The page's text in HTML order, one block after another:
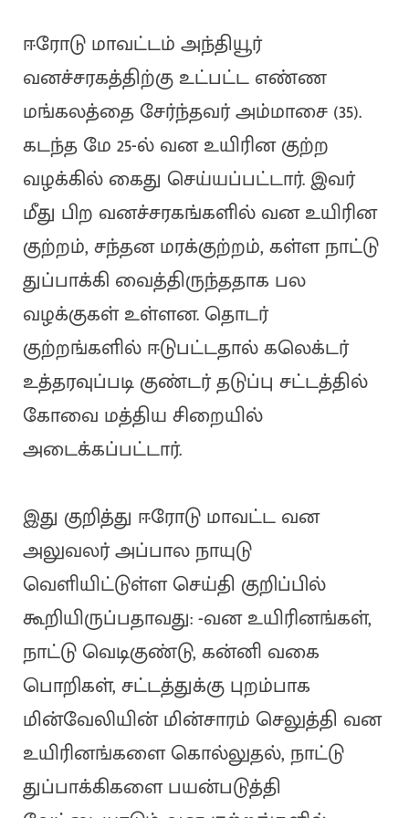
ஈரோடு மாவட்டம் அந்தியூர்
வனச்சரகத்திற்கு உட்பட்ட எண்ண
மங்கலத்தை சேர்ந்தவர் அம்மாசை (35).
கடந்த மே 25-ல் வன உயிரின குற்ற
வழக்கில் கைது செய்யப்பட்டார். இவர்
மீது பிற வனச்சரகங்களில் வன உயிரின
குற்றம், சந்தன மரக்குற்றம், கள்ள நாட்டு
துப்பாக்கி வைத்திருந்ததாக பல
வழக்குகள் உள்ளன. தொடர்
குற்றங்களில் ஈடுபட்டதால் கலெக்டர்
உத்தரவுப்படி குண்டர் தடுப்பு சட்டத்தில்
கோவை மத்திய சிறையில்
அடைக்கப்பட்டார்.
இது குறித்து ஈரோடு மாவட்ட வன
அலுவலர் அப்பால நாயுடு
வெளியிட்டுள்ள செய்தி குறிப்பில்
கூறியிருப்பதாவது: -வன உயிரினங்கள்,
நாட்டு வெடிகுண்டு, கன்னி வகை
பொறிகள், சட்டத்துக்கு புறம்பாக
மின்வேலியின் மின்சாரம் செலுத்தி வன
உயிரினங்களை கொல்லுதல், நாட்டு
துப்பாக்கிகளை பயன்படுத்தி